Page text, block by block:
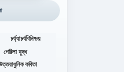
কবিতা
গেরিলা যুদ্ধ
চর্য্যাচর্যবিনিশ্চয়